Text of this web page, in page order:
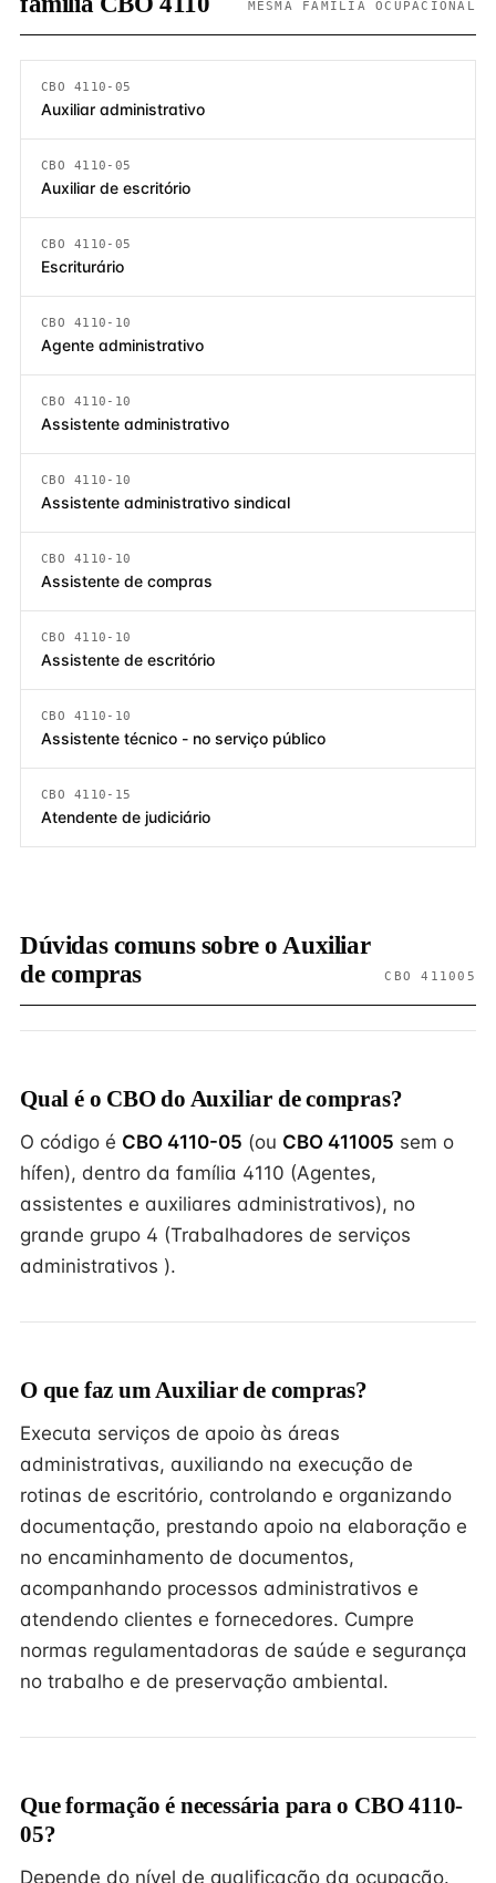
MESMA FAMÍLIA OCUPACIONAL
CBO 4110-05
Auxiliar administrativo
CBO 4110-05
Auxiliar de escritório
CBO 4110-05
Escriturário
CBO 4110-10
Agente administrativo
CBO 4110-10
Assistente administrativo
CBO 4110-10
Assistente administrativo sindical
CBO 4110-10
Assistente de compras
CBO 4110-10
Assistente de escritório
CBO 4110-10
Assistente técnico - no serviço público
CBO 4110-15
Atendente de judiciário
Dúvidas comuns sobre o Auxiliar
de compras
CBO 411005
Qual é o CBO do Auxiliar de compras?
O código é CBO 4110-05 (ou CBO 411005 sem o
hífen), dentro da família 4110 (Agentes,
assistentes e auxiliares administrativos), no
grande grupo 4 (Trabalhadores de serviços
administrativos ).
O que faz um Auxiliar de compras?
Executa serviços de apoio às áreas
administrativas, auxiliando na execução de
rotinas de escritório, controlando e organizando
documentação, prestando apoio na elaboração e
no encaminhamento de documentos,
acompanhando processos administrativos e
atendendo clientes e fornecedores. Cumpre
normas regulamentadoras de saúde e segurança
no trabalho e de preservação ambiental.
Que formação é necessária para o CBO 4110-
05?
Depende do nível de qualificação da ocupação.